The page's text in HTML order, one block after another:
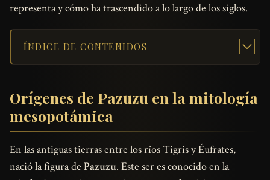
representa y cómo ha trascendido a lo largo de los siglos.
ÍNDICE DE CONTENIDOS
Orígenes de Pazuzu en la mitología
mesopotámica
En las antiguas tierras entre los ríos Tigris y Éufrates,
nació la figura de Pazuzu. Este ser es conocido en la